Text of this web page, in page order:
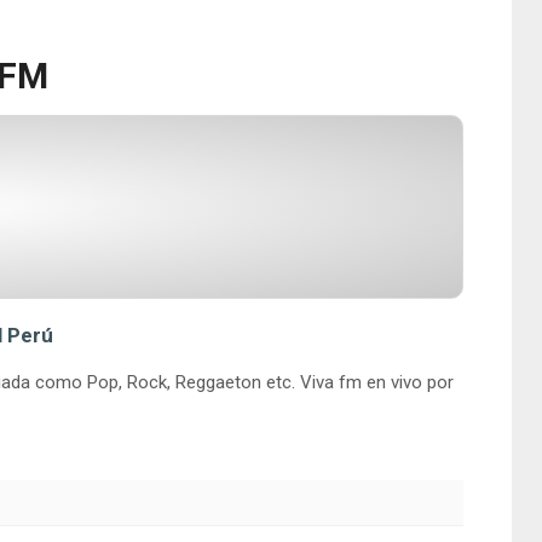
Perú
como Pop, Rock, Reggaeton etc. Viva fm en vivo por